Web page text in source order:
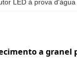
LED à prova
a